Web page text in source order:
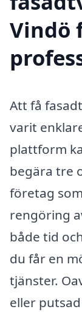
Vindö
Att få
varit
plattform
begära tre
företag
rengöring
både tid
du får en
tjänster.
eller